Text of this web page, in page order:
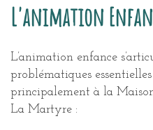
L'animation
L’animation enfance
problématiques
principalement à la
La Martyre :